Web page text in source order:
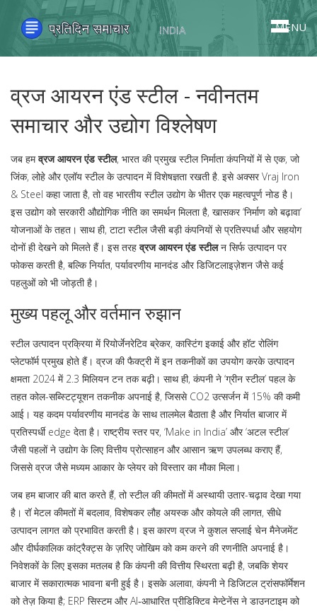
MENU
व्रज आयरन एंड स्टील - नवीनतम
समाचार और उद्योग विश्लेषण
जब हमव्रज आयरन एंड स्टील, भारत की प्रमुख स्टील निर्माता कंपनियों में से एक, जो
जिंक, लोहे और एलॉय स्टील के उत्पादन में विशेषज्ञता रखती है. इसे अक्सरVraj Iron
& Steel कहा जाता है, तो वह भारतीय स्टील उद्योगके भीतर एक महत्वपूर्ण नोड है।
इस उद्योग कोसरकारी औद्योगिक नीति का समर्थन मिलता है, खासकर ‘निर्माण को बढ़ावा’
योजनाओं के तहत। साथ ही, टाटा स्टीलजैसी बड़ी कंपनियों से प्रतिस्पर्धा और सहयोग
दोनों ही देखने को मिलते हैं। इस तरहव्रज आयरन एंड स्टीलन सिर्फ उत्पादन पर
फोकस करती है, बल्कि निर्यात, पर्यावरणीय मानदंड और डिजिटलाइज़ेशन जैसे कई
पहलुओं को भी जोड़ती है।
मुख्य पहलू और वर्तमान रुझान
स्टील उत्पादन प्रक्रिया में रियोर्जेनरेटिव ब्रेकर, कास्टिंग इकाई और हॉट रोलिंग
प्लेटफॉर्म प्रमुख होते हैं। व्रज की फैक्ट्री में इन तकनीकों का उपयोग करके उत्पादन
क्षमता 2024 में 2.3 मिलियन टन तक बढ़ी। साथ ही, कंपनी ने ‘ग्रीन स्टील’ पहल के
तहत कोल-सब्स्टिट्यूशन तकनीक अपनाई है, जिससे CO2 उत्सर्जन में 15% की कमी
आई। यह कदमपर्यावरणीय मानदंड के साथ तालमेल बैठाता है और निर्यात बाजार में
प्रतिस्पर्धी edge देता है। राष्ट्रीय स्तर पर, ‘Make in India’ और ‘अटल स्टील’
जैसी पहलों ने उद्योग के लिए वित्तीय प्रोत्साहन और आसान ऋण उपलब्ध कराए हैं,
जिससे व्रज जैसे मध्यम आकार के प्लेयर को विस्तार का मौका मिला।
जब हम बाजार की बात करते हैं, तो स्टील की कीमतों में अस्थायी उतार-चढ़ाव देखा गया
है। रॉ मेटल कीमतों में बदलाव, विशेषकर लौह अयस्क और कोयले की लागत, सीधे
उत्पादन लागत को प्रभावित करती है। इस कारण व्रज ने कुशल सप्लाई चेन मैनेजमेंट
और दीर्घकालिक कांट्रैक्ट्स के ज़रिए जोखिम को कम करने की रणनीति अपनाई है।
निवेशकों के लिए इसका मतलब है कि कंपनी की वित्तीय स्थिरता बढ़ी है, जबकि शेयर
बाजार में सकारात्मक भावना बनी हुई है। इसके अलावा, कंपनी ने डिजिटल ट्रांसफॉर्मेशन
को तेज़ किया है; ERP सिस्टम और AI‑आधारित प्रीडिक्टिव मेन्टेनेंस ने डाउनटाइम को